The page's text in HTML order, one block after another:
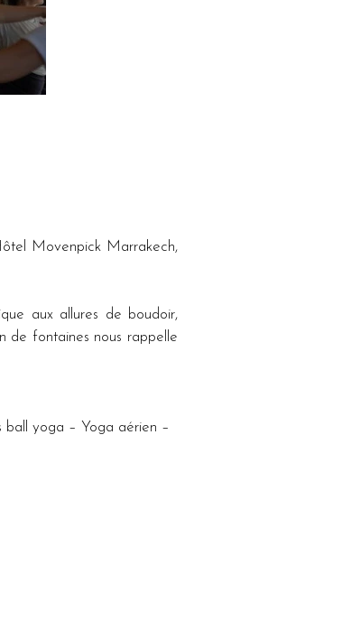
Movenpick Marrakech,
aux allures de boudoir,
de fontaines nous rappelle
yoga – Yoga aérien –